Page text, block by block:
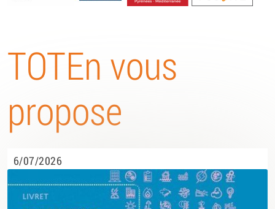
TOTEn vous
propose
6/07/2026